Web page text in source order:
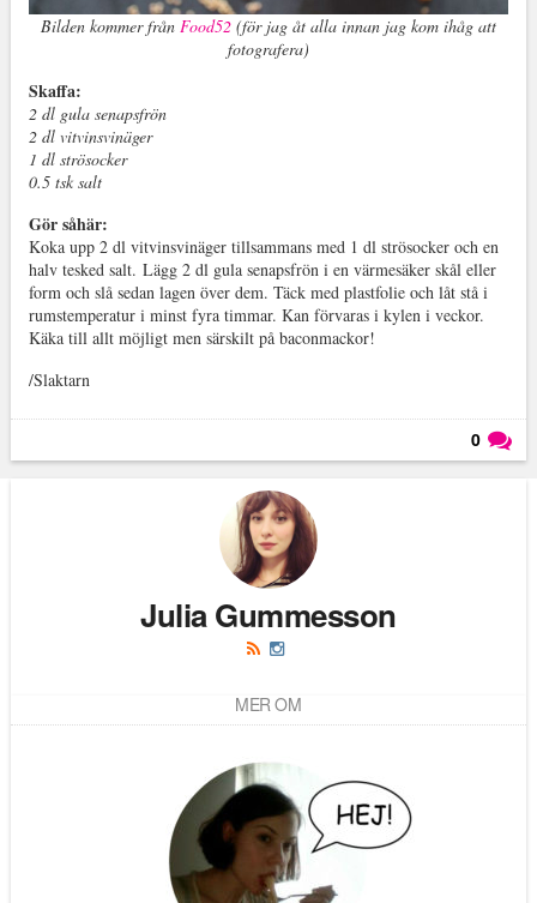
Bilden kommer från Food52(för jag åt alla innan jag kom ihåg att
fotografera)
Skaffa:
2 dl gula senapsfrön
2 dl vitvinsvinäger
1 dl strösocker
0.5 tsk salt
Gör såhär:
Koka upp 2 dl vitvinsvinäger tillsammans med 1 dl strösocker och en
halv tesked salt. Lägg 2 dl gula senapsfrön i en värmesäker skål eller
form och slå sedan lagen över dem. Täck med plastfolie och låt stå i
rumstemperatur i minst fyra timmar. Kan förvaras i kylen i veckor.
Käka till allt möjligt men särskilt på baconmackor!
/Slaktarn
0
Julia Gummesson
MER OM